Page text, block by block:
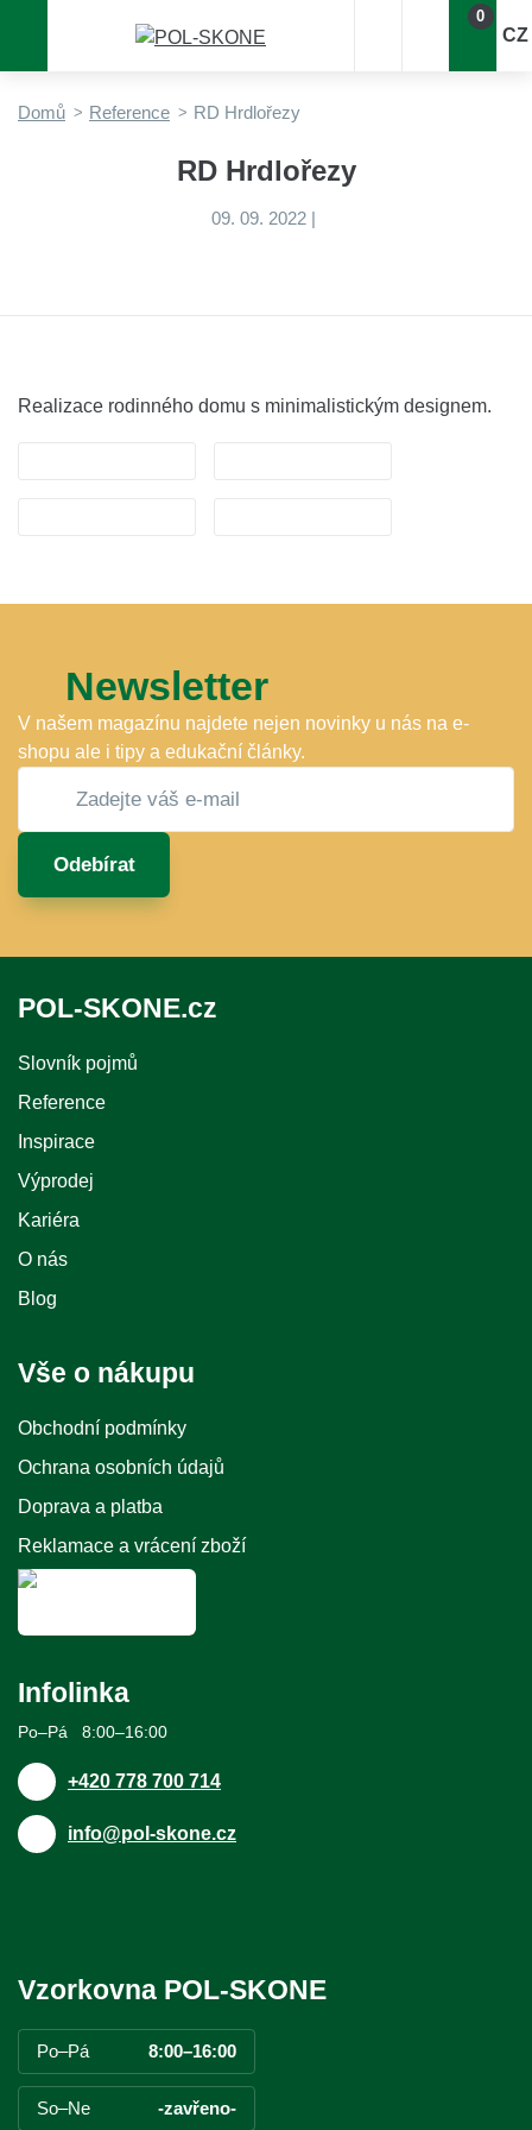
0
CZ
Domů Reference RD Hrdlořezy
RD Hrdlořezy
09. 09. 2022 |
Realizace rodinného domu s minimalistickým designem.
Newsletter
V našem magazínu najdete nejen novinky u nás na e-
shopu ale i tipy a edukační články.
Odebírat
POL-SKONE.cz
Slovník pojmů
Reference
Inspirace
Výprodej
Kariéra
O nás
Blog
Vše o nákupu
Obchodní podmínky
Ochrana osobních údajů
Doprava a platba
Reklamace a vrácení zboží
Infolinka
Po–Pá 8:00–16:00
+420 778 700 714
info@pol-skone.cz
Vzorkovna POL-SKONE
Po–Pá 8:00–16:00
So–Ne -zavřeno-